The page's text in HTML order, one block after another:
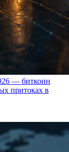
— биткоин
притоках в